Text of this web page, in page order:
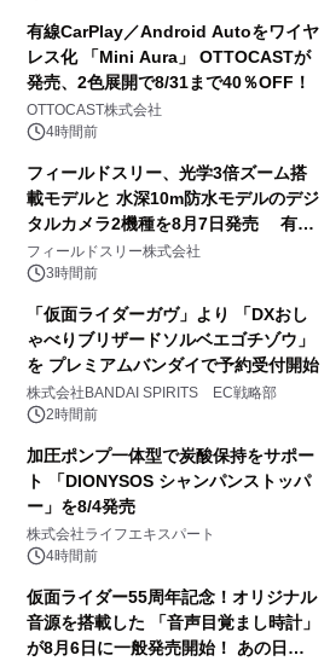
有線CarPlay／Android Autoをワイヤ
レス化 「Mini Aura」 OTTOCASTが
発売、2色展開で8/31まで40％OFF！
OTTOCAST株式会社
4時間前
フィールドスリー、光学3倍ズーム搭
載モデルと 水深10m防水モデルのデジ
タルカメラ2機種を8月7日発売 有効
約1300万画素、用途別に選べるコンデ
ジ新登場
フィールドスリー株式会社
3時間前
「仮面ライダーガヴ」より 「DXおし
ゃべりブリザードソルベエゴチゾウ」
を プレミアムバンダイで予約受付開始
株式会社BANDAI SPIRITS EC戦略部
2時間前
加圧ポンプ一体型で炭酸保持をサポー
ト 「DIONYSOS シャンパンストッパ
ー」を8/4発売
株式会社ライフエキスパート
4時間前
仮面ライダー55周年記念！オリジナル
音源を搭載した 「音声目覚まし時計」
が8月6日に一般発売開始！ あの日の